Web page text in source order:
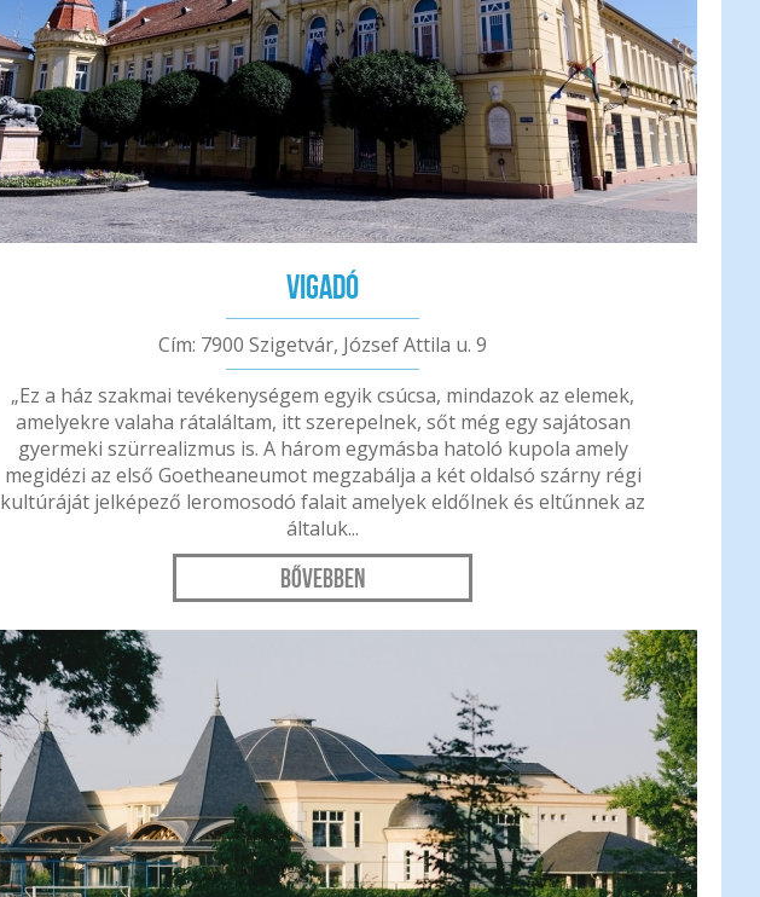
Vigadó
Cím: 7900 Szigetvár, József Attila u. 9
„Ez a ház szakmai tevékenységem egyik csúcsa, mindazok az elemek,
amelyekre valaha rátaláltam, itt szerepelnek, sőt még egy sajátosan
gyermeki szürrealizmus is. A három egymásba hatoló kupola amely
megidézi az első Goetheaneumot megzabálja a két oldalsó szárny régi
kultúráját jelképező leromosodó falait amelyek eldőlnek és eltűnnek az
általuk...
Bővebben